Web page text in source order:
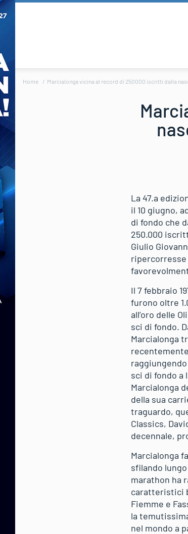
Home Marcialonga vicina al record di 250000 iscritti dalla
La 47.a
il 10 giugno,
di fondo che
250.000
Giulio
ripercorresse
Il 7 febbraio
furono oltre
all’oro delle
sci di fondo.
Marcialonga
sci di fondo a
Marcialonga
della sua
traguardo,
Classics,
decennale,
Marcialonga
sfilando
marathon ha
caratteristici
Fiemme e
la
nel mondo a